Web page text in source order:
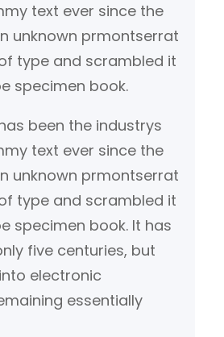
text ever since the
unknown prmontserrat
type and scrambled it
specimen book.
been the industrys
text ever since the
unknown prmontserrat
type and scrambled it
specimen book. It has
five centuries, but
electronic
essentially